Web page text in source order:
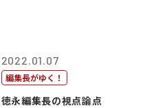
2022.01.07
編集長がゆく！
徳永編集長の視点論点